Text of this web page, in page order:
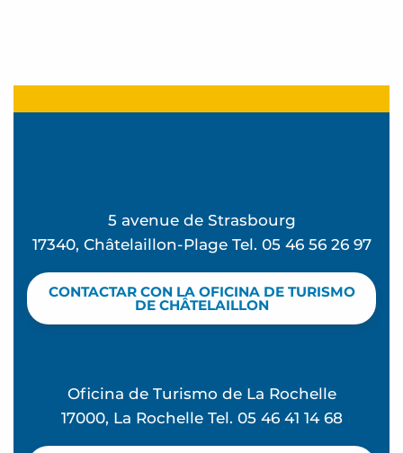
Le train des mots - Nouveauté 2026
Atelier Souvenirs de vacances - L'été à
Club de playa - Mômes à la plage
Curso de salvamento acuático
Les apéros du marché
Le beau séjour d'Albertine - Visita teatralizada
5 avenue de Strasbourg
17340, Châtelaillon-Plage Tel. 05 46 56 26 97
CONTACTAR CON LA OFICINA DE TURISMO
DE CHÂTELAILLON
Oficina de Turismo de La Rochelle
17000, La Rochelle Tel. 05 46 41 14 68